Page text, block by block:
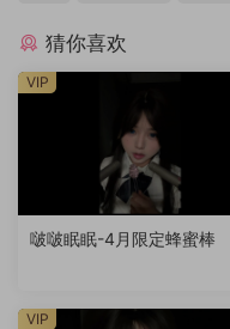
猜你喜欢
啵啵眠眠-4月限定蜂蜜棒
VIP
VIP